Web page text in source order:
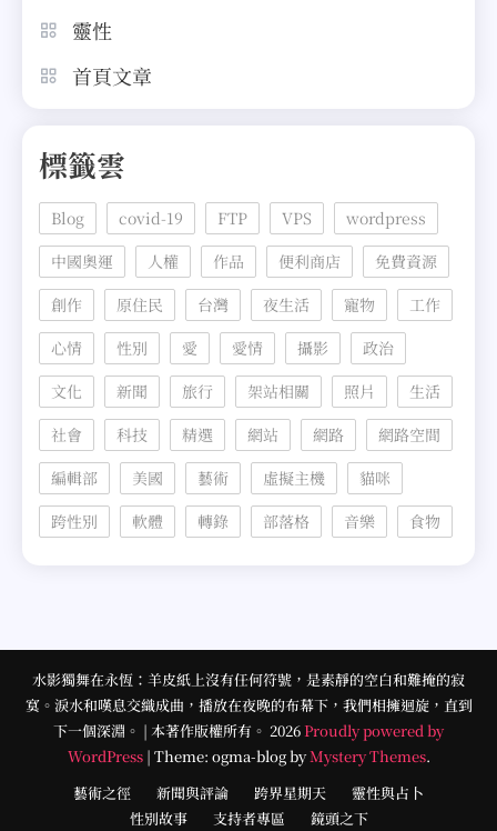
靈性
首頁文章
標籤雲
Blog covid-19 FTP VPS
wordpress
中國奧運
人權 作品 便利商店
免費資源
創作
原住民 台灣 夜生活 寵物
工作
心情
性別 愛 愛情 攝影
政治
文化
新聞 旅行 架站相關 照片
生活
社會
科技 精選 網站 網路
網路空間
編輯部
美國 藝術 虛擬主機
貓咪
跨性別
軟體 轉錄 部落格 音樂 食物
水影獨舞在永恆：羊皮紙上沒有任何符號，是素靜的空白和難掩的寂
寞。淚水和嘆息交織成曲，播放在夜晚的布幕下，我們相擁迴旋，直到
下一個深淵。 | 本著作版權所有。 2026Proudly powered by
WordPress | Theme: ogma-blog byMystery Themes.
藝術之徑
新聞與評論 跨界星期天
靈性與占卜
性別故事
支持者專區 鏡頭之下